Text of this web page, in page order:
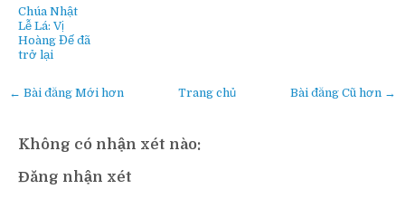
Chúa Nhật
Lễ Lá: Vị
Hoàng Đế đã
trở lại
← Bài đăng Mới hơn Bài đăng Cũ hơn →
Trang chủ
Không có nhận xét nào:
Đăng nhận xét